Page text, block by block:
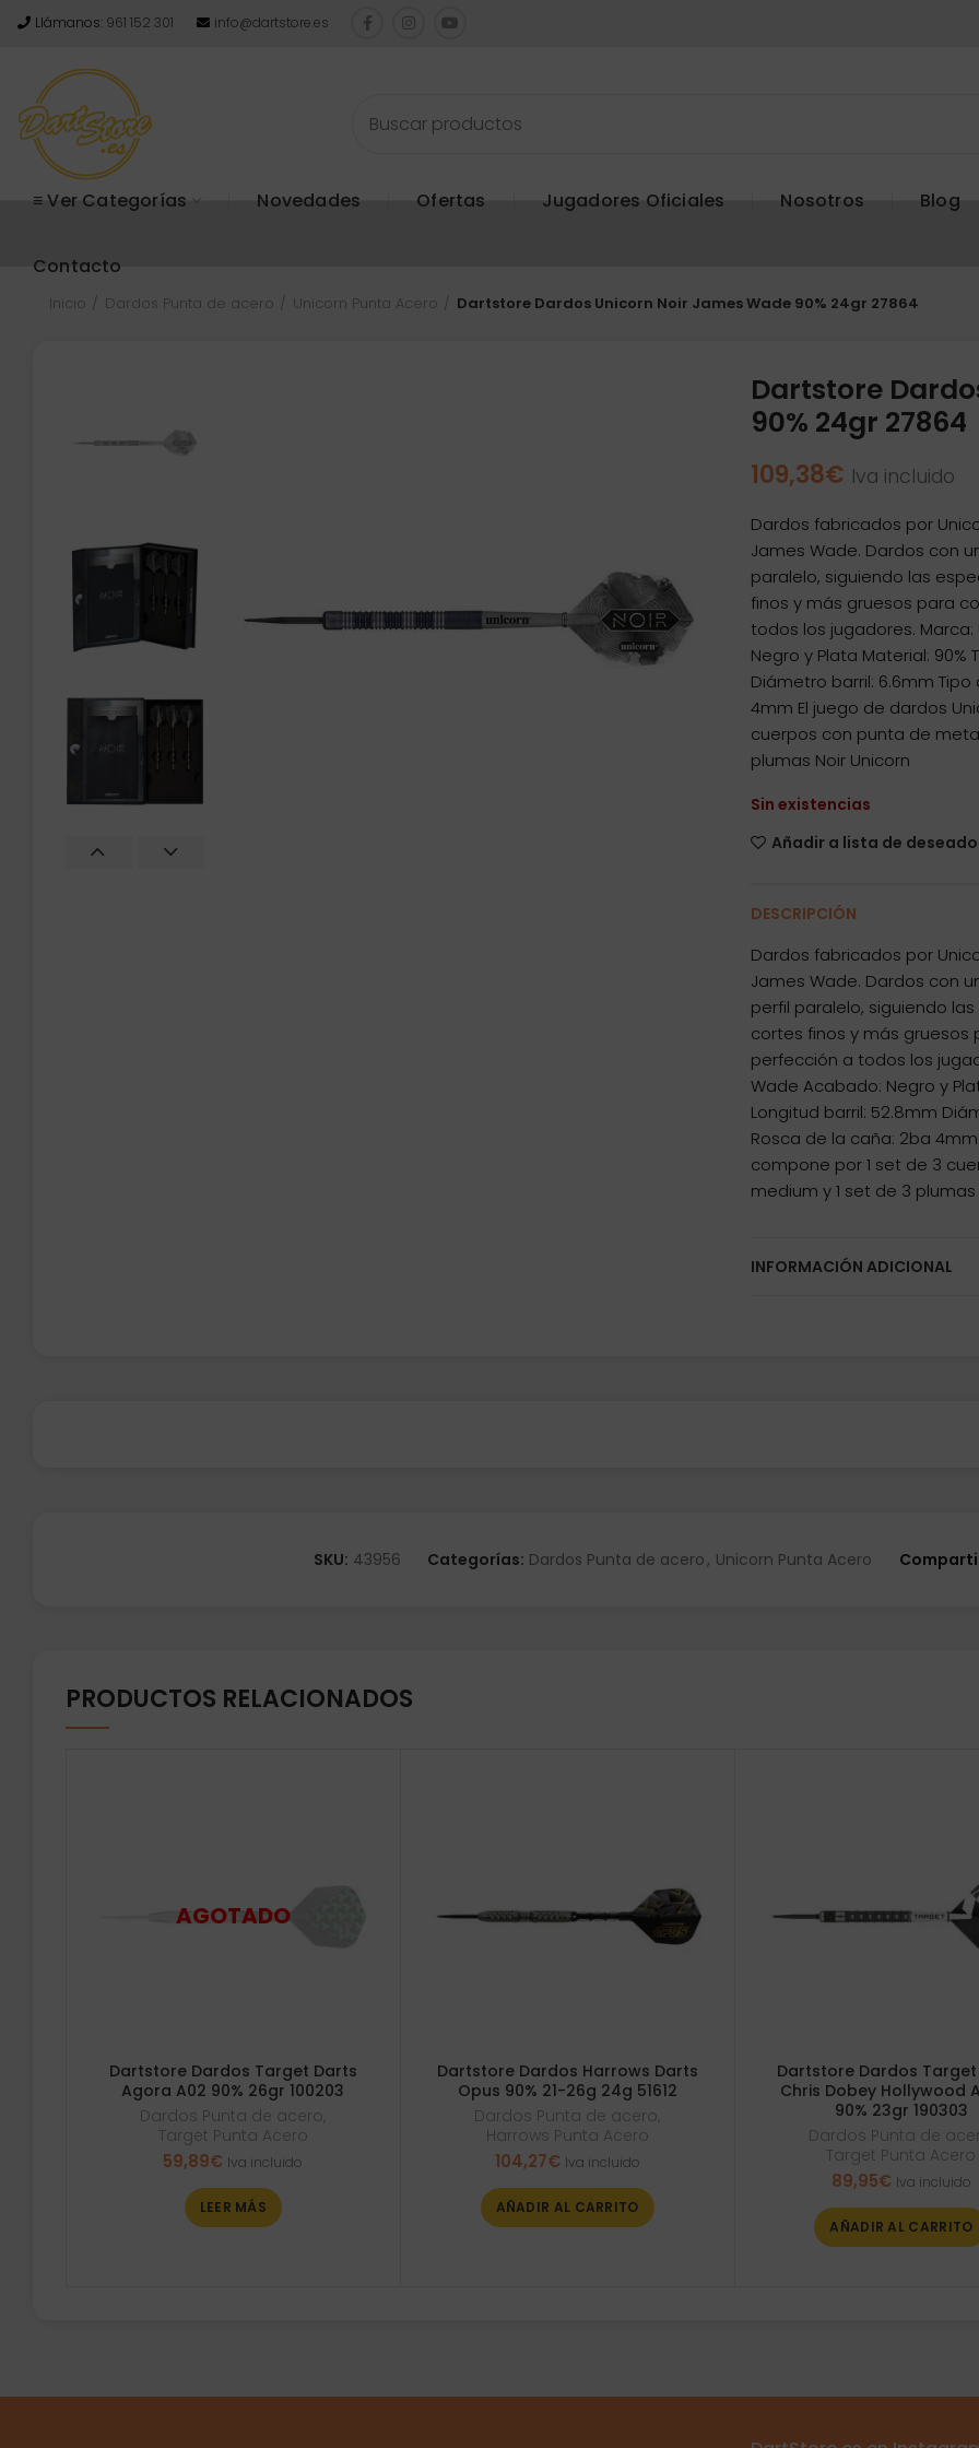
Llámanos: 961 152 301 info@dartstore.es
≡ Ver Categorías Novedades Ofertas Jugadores Oficiales Nosotros Blog
Contacto
Inicio Dardos Punta de acero Unicorn Punta Acero Dartstore Dardos Unicorn Noir James Wade 90% 24gr 27864
Dartstore
90% 24gr 27864
109,38€ Iva incluido
Dardos fabricados por
James Wade. Dardos con
paralelo, siguiendo las
finos y más gruesos para
todos los jugadores.
Negro y Plata Material: 90%
Diámetro barril: 6.6mm
4mm El juego de dardos
cuerpos con punta de
plumas Noir Unicorn
Sin existencias
Añadir a lista de
DESCRIPCIÓN
Dardos fabricados por
James Wade. Dardos con
perfil paralelo, siguiendo
cortes finos y más
perfección a todos los
Wade Acabado: Negro y
Longitud barril: 52.8mm
Rosca de la caña: 2ba
compone por 1 set de 3
medium y 1 set de 3 plumas
INFORMACIÓN ADICIONAL
SKU: 43956 Categorías: Dardos Punta de acero, Unicorn Punta Acero
PRODUCTOS RELACIONADOS
Dartstore Dardos Target Darts
Agora A02 90% 26gr 100203
Dardos Punta de acero,
Target Punta Acero
59,89€ Iva incluido
LEER MÁS
Dartstore Dardos Harrows Darts
Opus 90% 21-26g 24g 51612
Dardos Punta de acero,
Harrows Punta Acero
104,27€ Iva incluido
AÑADIR AL CARRITO
Dartstore Dardos
Chris Dobey Hollywood
90% 23gr 190303
Dardos Punta de
Target Punta Acero
89,95€ Iva incluido
AÑADIR AL CARRITO